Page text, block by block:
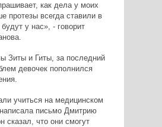
как дела у моих
протезы всегда ставили в
у нас», - говорит
Зиты и Гиты, за последний
девочек пополнился
учиться на медицинском
письмо Дмитрию
сказал, что они смогут